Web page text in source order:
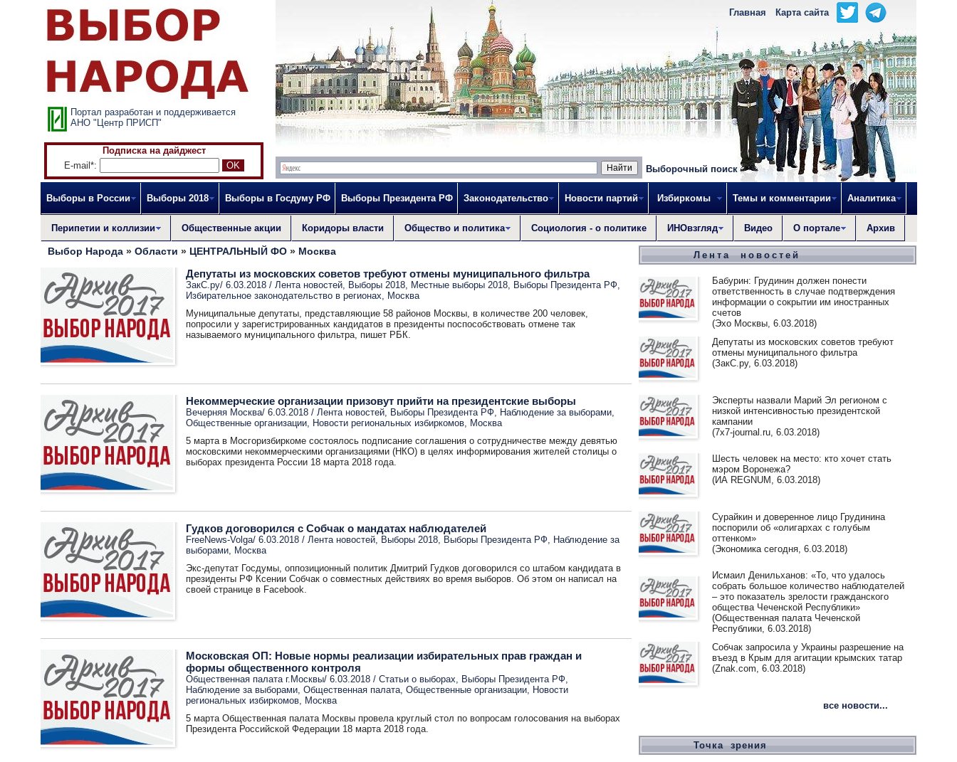
Выборочный поиск
Портал разработан и поддерживается
АНО "Центр ПРИСП"
Подписка на дайджест
E-mail*:
Карта сайта
Главная
Выборы в России Выборы 2018 Выборы в Госдуму РФ Выборы Президента РФ Законодательство Новости партий Избиркомы Темы и комментарии Аналитика
Перипетии и коллизии Общественные акции Коридоры власти Общество и политика Социология - о политике ИНОвзгляд Видео О портале Архив
Выбор Народа » Области » ЦЕНТРАЛЬНЫЙ ФО » Москва
Депутаты из московских советов требуют отмены муниципального фильтра
ЗакС.ру/ 6.03.2018 / Лента новостей, Выборы 2018, Местные выборы 2018, Выборы Президента РФ,
Избирательное законодательство в регионах, Москва
Муниципальные депутаты, представляющие 58 районов Москвы, в количестве 200 человек,
попросили у зарегистрированных кандидатов в президенты поспособствовать отмене так
называемого муниципального фильтра, пишет РБК.
Некоммерческие организации призовут прийти на президентские выборы
Вечерняя Москва/ 6.03.2018 / Лента новостей, Выборы Президента РФ, Наблюдение за выборами,
Общественные организации, Новости региональных избиркомов, Москва
5 марта в Мосгоризбиркоме состоялось подписание соглашения о сотрудничестве между девятью
московскими некоммерческими организациями (НКО) в целях информирования жителей столицы о
выборах президента России 18 марта 2018 года.
Гудков договорился с Собчак о мандатах наблюдателей
FreeNews-Volga/ 6.03.2018 / Лента новостей, Выборы 2018, Выборы Президента РФ, Наблюдение за
выборами, Москва
Экс-депутат Госдумы, оппозиционный политик Дмитрий Гудков договорился со штабом кандидата в
президенты РФ Ксении Собчак о совместных действиях во время выборов. Об этом он написал на
своей странице в Facebook.
Московская ОП: Новые нормы реализации избирательных прав граждан и
формы общественного контроля
Общественная палата г.Москвы/ 6.03.2018 / Статьи о выборах, Выборы Президента РФ,
Наблюдение за выборами, Общественная палата, Общественные организации, Новости
региональных избиркомов, Москва
5 марта Общественная палата Москвы провела круглый стол по вопросам голосования на выборах
Президента Российской Федерации 18 марта 2018 года.
Лента новостей
Бабурин: Грудинин должен понести
ответственность в случае подтверждения
информации о сокрытии им иностранных
счетов
(Эхо Москвы, 6.03.2018)
Депутаты из московских советов требуют
отмены муниципального фильтра
(ЗакС.ру, 6.03.2018)
Эксперты назвали Марий Эл регионом с
низкой интенсивностью президентской
кампании
(7x7-journal.ru, 6.03.2018)
Шесть человек на место: кто хочет стать
мэром Воронежа?
(ИА REGNUM, 6.03.2018)
Сурайкин и доверенное лицо Грудинина
поспорили об «олигархах с голубым
оттенком»
(Экономика сегодня, 6.03.2018)
Исмаил Денильханов: «То, что удалось
собрать большое количество наблюдателей
– это показатель зрелости гражданского
общества Чеченской Республики»
(Общественная палата Чеченской
Республики, 6.03.2018)
Собчак запросила у Украины разрешение на
въезд в Крым для агитации крымских татар
(Znak.com, 6.03.2018)
все новости...
Точка зрения